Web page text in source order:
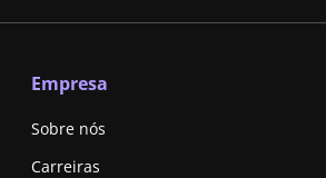
Empresa
Sobre nós
Carreiras